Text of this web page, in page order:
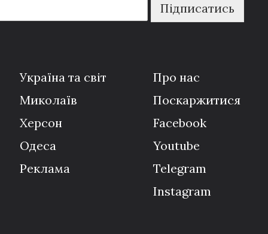
Підписатись
Україна та світ
Миколаїв
Херсон
Одеса
Реклама
Про нас
Поскаржитися
Facebook
Youtube
Telegram
Instagram